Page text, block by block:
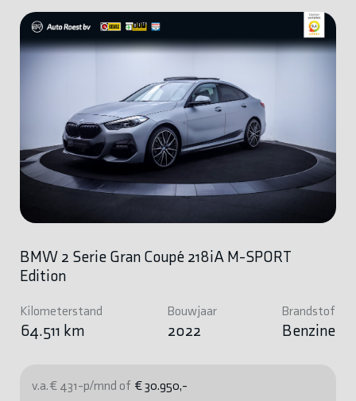
BMW 2 Serie Gran Coupé 218iA M-SPORT
Edition
Kilometerstand
64.511 km
Bouwjaar
2022
Brandstof
Benzine
v.a. € 431-p/mnd of € 30.950,-